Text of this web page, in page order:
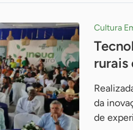
Cultura
rurais
da
de